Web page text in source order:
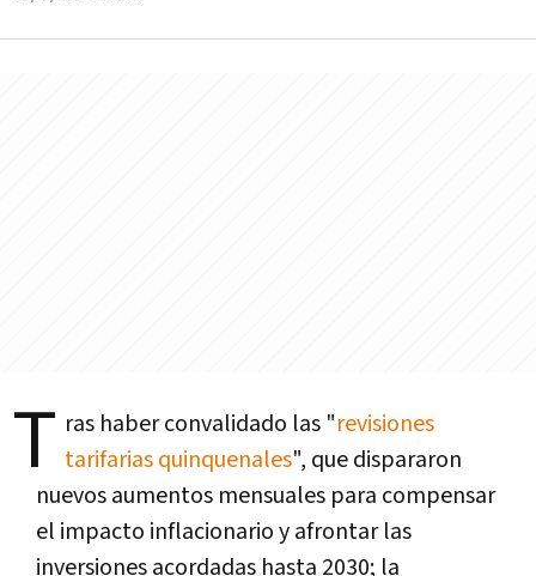
T ras haber convalidado las "revisiones
tarifarias quinquenales", que dispararon
nuevos aumentos mensuales para compensar
el impacto inflacionario y afrontar las
inversiones acordadas hasta 2030; la